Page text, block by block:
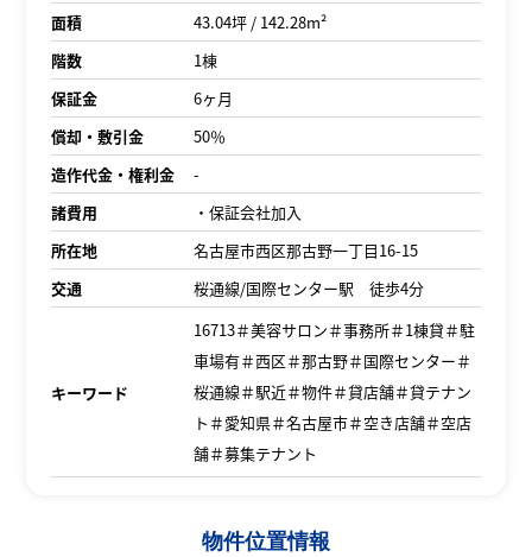
面積
43.04坪 / 142.28m²
階数
1棟
保証金
6ヶ月
償却・敷引金
50％
造作代金・権利金
-
諸費用
・保証会社加入
所在地
名古屋市西区那古野一丁目16-15
交通
桜通線/国際センター駅 徒歩4分
キーワード
16713＃美容サロン＃事務所＃1棟貸＃駐
車場有＃西区＃那古野＃国際センター＃
桜通線＃駅近＃物件＃貸店舗＃貸テナン
ト＃愛知県＃名古屋市＃空き店舗＃空店
舗＃募集テナント
物件位置情報